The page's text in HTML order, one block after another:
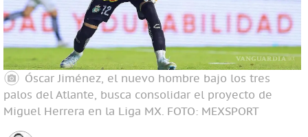
Óscar Jiménez, el nuevo hombre bajo los tres
palos del Atlante, busca consolidar el proyecto de
Miguel Herrera en la Liga MX. FOTO: MEXSPORT